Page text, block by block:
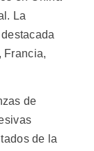
La
Francia,
de
de la